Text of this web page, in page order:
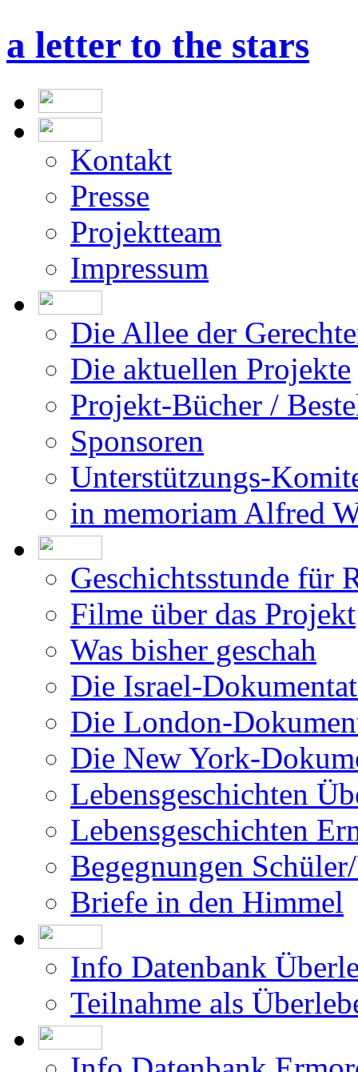
a letter to the stars
Kontakt
Projektteam
Impressum
Die Allee der
Die aktuellen Projekte
Projekt-Bücher /
Unterstützungs-
in memoriam Alfred
Geschichtsstunde für
Filme über das Projekt
Was bisher geschah
Die Israel-
Die London-
Die New York-
Lebensgeschichten
Begegnungen
Briefe in den Himmel